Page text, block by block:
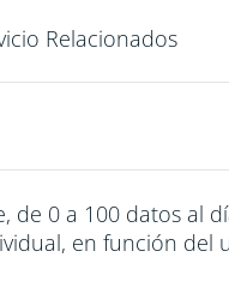
Relacionados
de 0 a 100 datos al
en función del